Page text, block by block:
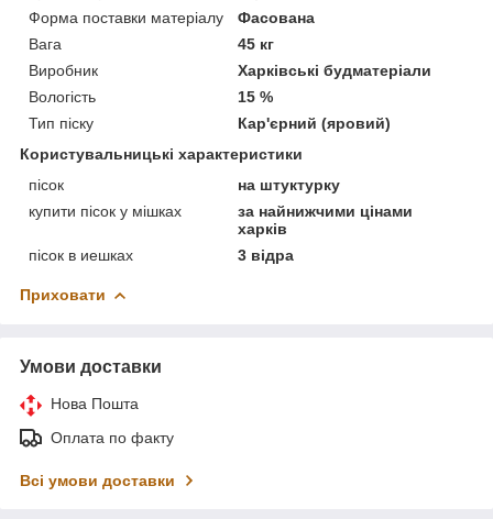
Форма поставки матеріалу
Фасована
Вага
45 кг
Виробник
Харківські будматеріали
Вологість
15 %
Тип піску
Кар'єрний (яровий)
Користувальницькі характеристики
пісок
на штуктурку
купити пісок у мішках
за найнижчими цінами
харків
пісок в иешках
3 відра
Приховати
Умови доставки
Нова Пошта
Оплата по факту
Всі умови доставки